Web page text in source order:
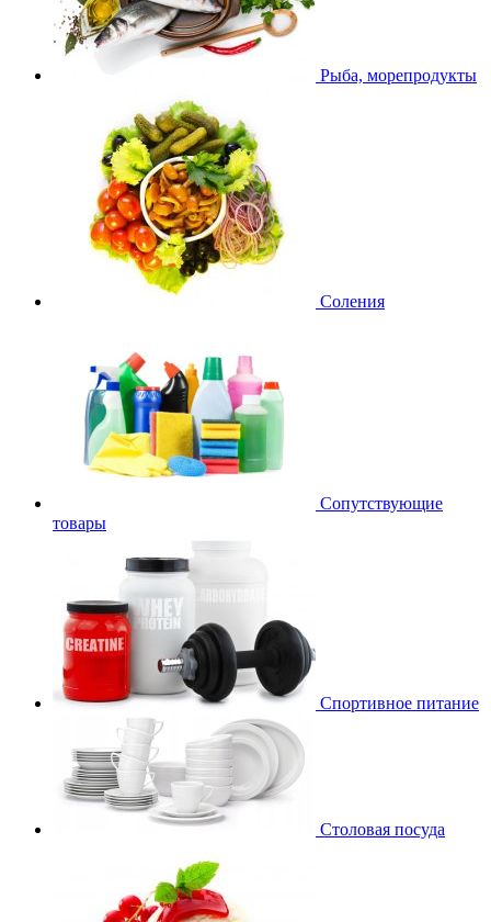
Рыба, морепродукты
Соления
Сопутствующие
товары
Спортивное питание
Столовая посуда